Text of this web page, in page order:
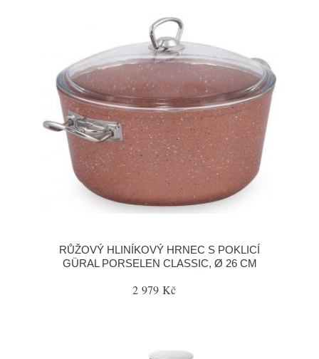
RŮŽOVÝ HLINÍKOVÝ HRNEC S POKLICÍ
GÜRAL PORSELEN CLASSIC, Ø 26 CM
2 979 Kč